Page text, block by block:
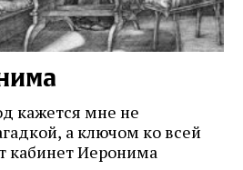
кажется мне не
а ключом ко всей
кабинет Иеронима